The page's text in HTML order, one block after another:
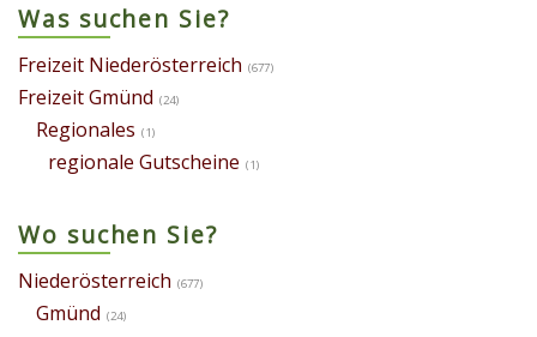
Was suchen Sie?
Freizeit Niederösterreich (677)
Freizeit Gmünd (24)
Regionales (1)
regionale Gutscheine (1)
Wo suchen Sie?
Niederösterreich (677)
Gmünd (24)